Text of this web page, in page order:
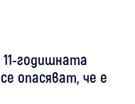
годишната
опасяват, че е